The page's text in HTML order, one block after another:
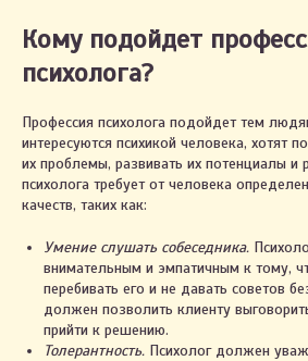
Кому подойдет
психолога?
Профессия психолога подойдет тем
интересуются психикой человека, хотят
их проблемы, развивать их потенциалы и
психолога требует от человека
качеств, таких как:
Умение слушать собеседника.
внимательным и эмпатичным к тому,
перебивать его и не давать советов
должен позволить клиенту
прийти к решению.
Толерантность. Психолог должен